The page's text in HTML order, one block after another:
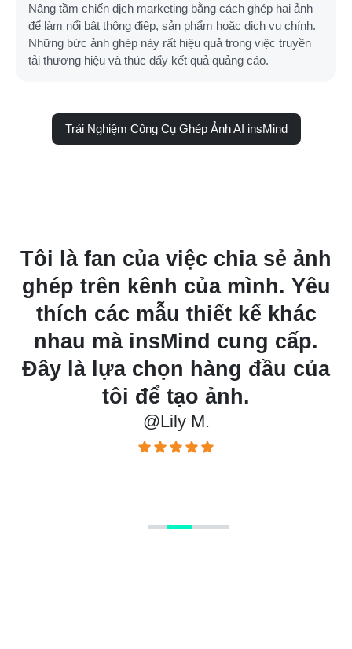
Nâng tầm chiến dịch marketing bằng cách ghép hai ảnh
để làm nổi bật thông điệp, sản phẩm hoặc dịch vụ chính.
Những bức ảnh ghép này rất hiệu quả trong việc truyền
tải thương hiệu và thúc đẩy kết quả quảng cáo.
Trải Nghiệm Công Cụ Ghép Ảnh AI insMind
Tôi là fan của việc chia sẻ ảnh
ghép trên kênh của mình. Yêu
thích các mẫu thiết kế khác
nhau mà insMind cung cấp.
Đây là lựa chọn hàng đầu của
tôi để tạo ảnh.
@Lily M.